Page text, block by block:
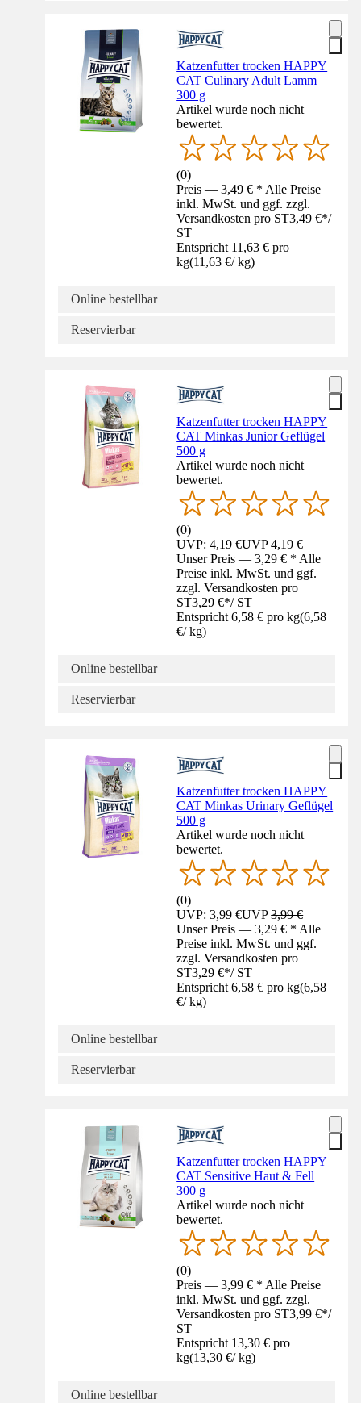
Katzenfutter trocken HAPPY
CAT Culinary Adult Lamm
300 g
Artikel wurde noch nicht
bewertet.
(0)
Preis — 3,49 € * Alle Preise
inkl. MwSt. und ggf. zzgl.
Versandkosten pro ST3,49 €*/
ST
Entspricht 11,63 € pro
kg(11,63 €/ kg)
Online bestellbar
Reservierbar
Katzenfutter trocken HAPPY
CAT Minkas Junior Geflügel
500 g
Artikel wurde noch nicht
bewertet.
(0)
UVP: 4,19 €UVP4,19 €
Unser Preis — 3,29 € * Alle
Preise inkl. MwSt. und ggf.
zzgl. Versandkosten pro
ST3,29 €*/ ST
Entspricht 6,58 € pro kg(6,58
€/ kg)
Online bestellbar
Reservierbar
Katzenfutter trocken HAPPY
CAT Minkas Urinary Geflügel
500 g
Artikel wurde noch nicht
bewertet.
(0)
UVP: 3,99 €UVP3,99 €
Unser Preis — 3,29 € * Alle
Preise inkl. MwSt. und ggf.
zzgl. Versandkosten pro
ST3,29 €*/ ST
Entspricht 6,58 € pro kg(6,58
€/ kg)
Online bestellbar
Reservierbar
Katzenfutter trocken HAPPY
CAT Sensitive Haut & Fell
300 g
Artikel wurde noch nicht
bewertet.
(0)
Preis — 3,99 € * Alle Preise
inkl. MwSt. und ggf. zzgl.
Versandkosten pro ST3,99 €*/
ST
Entspricht 13,30 € pro
kg(13,30 €/ kg)
Online bestellbar